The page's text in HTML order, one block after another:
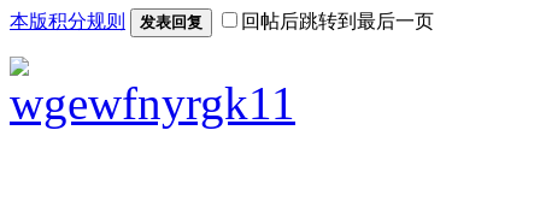
本版积分规则 发表回复 回帖后跳转到最后一页
wgewfnyrgk11